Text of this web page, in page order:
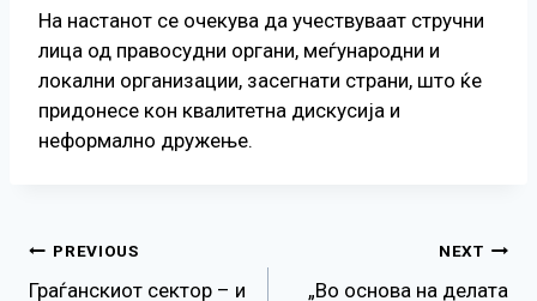
На настанот се очекува да учествуваат стручни
лица од правосудни органи, меѓународни и
локални организации, засегнати страни, што ќе
придонесе кон квалитетна дискусија и
неформално дружење.
Навигација
PREVIOUS
Граѓанскиот сектор – и
NEXT
„Во основа на делата